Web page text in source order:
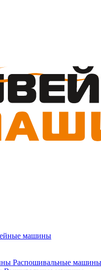
машины
Распошивальные машины